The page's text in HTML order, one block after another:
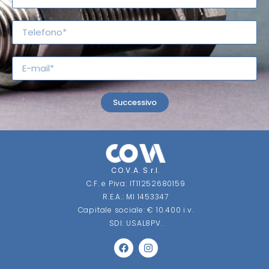
Successivo
CO.V.A. S.r.l.
C.F. e Piva: IT11252680159
R.E.A.: MI 1453347
Capitale sociale: € 10.400 i.v.
SDI: USAL8PV.